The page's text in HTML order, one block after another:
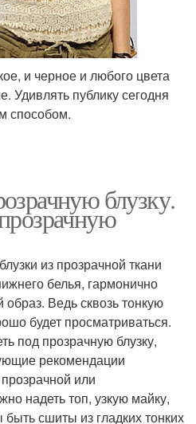
и черное и любого цвета
Удивлять публику сегодня
способом.
блузку.
из прозрачной ткани
белья, гармонично
Ведь сквозь тонкую
будет просматриваться.
под прозрачную блузку,
рекомендации
или
надеть топ, узкую майку,
сшиты из гладких тонких